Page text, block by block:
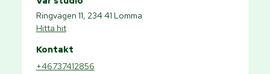
Ringvägen 11, 234 41 Lomma
Hitta hit
Kontakt
+46737412856